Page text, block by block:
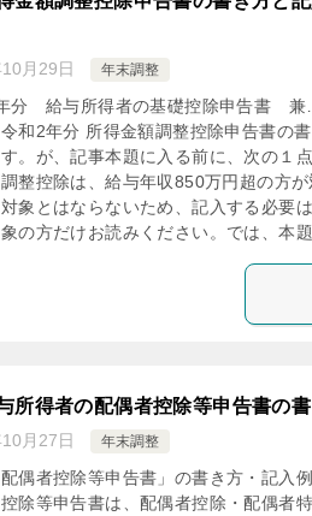
月29日 年末調整
分 給与所得者の基礎控除申告書 兼
和2年分 所得金額調整控除申告書の
。が、記事本題に入る前に、次の１
整控除は、給与年収850万円超の方
象とはならないため、記入する必要
の方だけお読みください。では、本題
所得者の配偶者控除等申告書の
月27日 年末調整
偶者控除等申告書」の書き方・記入
除等申告書は、配偶者控除・配偶者